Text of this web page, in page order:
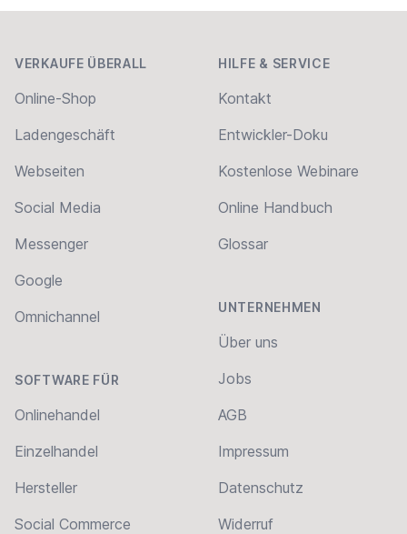
VERKAUFE ÜBERALL
Online-Shop
Ladengeschäft
Webseiten
Social Media
Messenger
Google
Omnichannel
SOFTWARE FÜR
Onlinehandel
Einzelhandel
Hersteller
Social Commerce
HILFE & SERVICE
Kontakt
Entwickler-Doku
Kostenlose Webinare
Online Handbuch
Glossar
UNTERNEHMEN
Über uns
Jobs
AGB
Impressum
Datenschutz
Widerruf